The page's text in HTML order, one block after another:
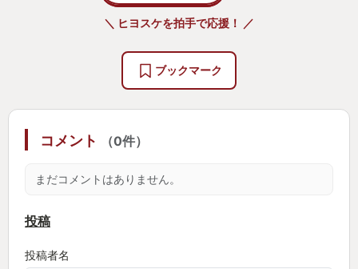
キャラクターがとにかくよく動いて、ドット絵なの
にしっかり演技してるのが素晴らしい。動かしてる
るが可愛くてお気に入り。
背景の描き込みもすごくて、単なる背景というだけ
キャラクターが生き生き動く様子はドット絵好きの
＼ ヒヨスケを拍手で応援！ ／
ブックマーク
コメント （0件）
まだコメントはありません。
投稿
投稿者名